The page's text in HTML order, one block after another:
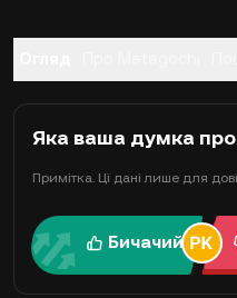
Яка ваша думка про
Примітка. Ці дані лише для
Бичачий